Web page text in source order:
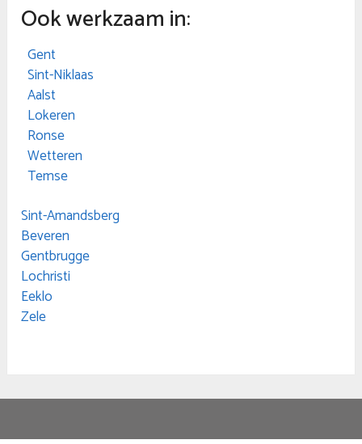
Ook werkzaam in:
Gent
Sint-Niklaas
Aalst
Lokeren
Ronse
Wetteren
Temse
Sint-Amandsberg
Beveren
Gentbrugge
Lochristi
Eeklo
Zele